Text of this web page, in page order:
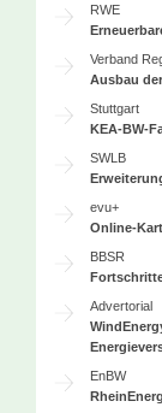
RWE
Verband
Ausbau
Stuttgart
KEA-BW-
SWLB
evu+
Online-
BBSR
Advertorial
EnBW